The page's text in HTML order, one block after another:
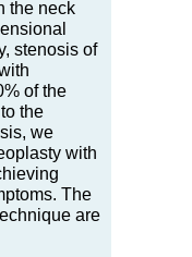
the neck
stenosis of
% of the
the
we
with
The
are